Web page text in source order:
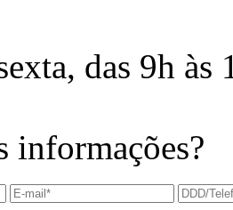
das 9h
informações?